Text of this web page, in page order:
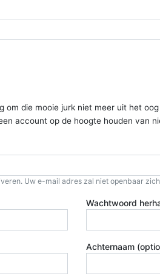
die mooie jurk niet meer uit het
account op de hoogte houden van
Uw e-mail adres zal niet openbaar
Wachtwoord
Achternaam